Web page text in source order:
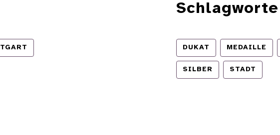
Schlagworte
DUKAT MEDAILLE
SILBER STADT